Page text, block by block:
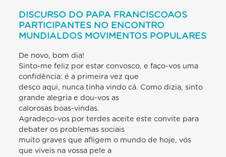
DISCURSO DO PAPA FRANCISCOAOS
PARTICIPANTES NO ENCONTRO
MUNDIALDOS MOVIMENTOS POPULARES
De novo, bom dia!
Sinto-me feliz por estar convosco, e faço-vos uma
confidência: é a primeira vez que
desço aqui, nunca tinha vindo cá. Como dizia, sinto
grande alegria e dou-vos as
calorosas boas-vindas.
Agradeço-vos por terdes aceite este convite para
debater os problemas sociais
muito graves que afligem o mundo de hoje, vós
que viveis na vossa pele a